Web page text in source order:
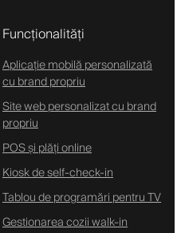
Funcționalități
Aplicație mobilă personalizată
cu brand propriu
Site web personalizat cu brand
propriu
POS și plăți online
Kiosk de self-check-in
Tablou de programări pentru TV
Gestionarea cozii walk-in